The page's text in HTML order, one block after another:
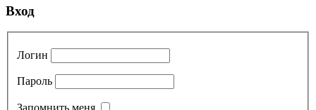
Вход
Логин
Пароль
Запомнить меня